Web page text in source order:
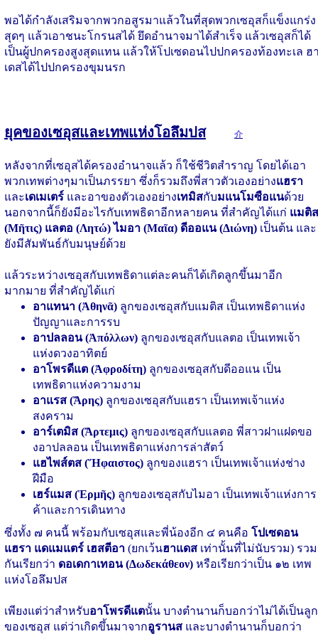
พอได้กำลังเสริมจากพวกอสูรมาแล้วในที่สุดพวกเซอุสก็แข็งแกร่ง
สุดๆ แล้วเอาชนะโกรนสได้ ยึดอำนาจมาได้สำเร็จ แล้วเซอุสก็ได้
เป็นผู้ปกครองสูงสุดแทน แล้วให้โปเซดอนไปปกครองท้องทะเล ฮ
เดสได้ไปปกครองขุมนรก
ยุคของเซอุสและเทพแห่งโอลึมปส 介
หลังจากที่เซอุสได้ครองอำนาจแล้ว ก็ใช้ชีวิตสำราญ โดยได้เอา
พวกเทพต่างๆมาเป็นภรรยา ซึ่งก็รวมถึงพี่สาวตัวเองอย่างแฮรา
และเดเมเตร์ และอาของตัวเองอย่างเทมิสกับมแนโมซือแนด้วย
นอกจากนี้ก็ยังมีอะไรกับเทพธิดาอีกหลายคน ที่สำคัญได้แก่ แมติส
(Μῆτις) แลตอ (Λητώ) ไมอา (Μαῖα) ดีออแน (Διώνη) เป็นต้น และ
ยังมีสัมพันธ์กับมนุษย์ด้วย
แล้วระหว่างเซอุสกับเทพธิดาแต่ละคนก็ได้เกิดลูกขึ้นมาอีก
มากมาย ที่สำคัญได้แก่
อาแทนา (Ἀθηνᾶ) ลูกของเซอุสกับแมติส เป็นเทพธิดาแห่ง
ปัญญาและการรบ
อาปลลอน (Ἀπόλλων) ลูกของเซอุสกับแลตอ เป็นเทพเจ้า
แห่งดวงอาทิตย์
อาโพรดีแต (Ἀφροδίτη) ลูกของเซอุสกับดีออแน เป็น
เทพธิดาแห่งความงาม
อาแรส (Ἄρης) ลูกของเซอุสกับแฮรา เป็นเทพเจ้าแห่ง
สงคราม
อาร์เตมิส (Ἄρτεμις) ลูกของเซอุสกับแลตอ พี่สาวฝาแฝดขอ
งอาปลลอน เป็นเทพธิดาแห่งการล่าสัตว์
แฮไพส์ตส (Ἥφαιστος) ลูกของแฮรา เป็นเทพเจ้าแห่งช่าง
ฝีมือ
เฮร์แมส (Ἑρμῆς) ลูกของเซอุสกับไมอา เป็นเทพเจ้าแห่งการ
ค้าและการเดินทาง
ซึ่งทั้ง ๗ คนนี้ พร้อมกับเซอุสและพี่น้องอีก ๔ คนคือ โปเซดอน
แฮรา แดแมแตร์ เฮสตีอา (ยกเว้นฮาแดส เท่านั้นที่ไม่นับรวม) รวม
กันเรียกว่า ดอเดกาเทอน (Δωδεκάθεον) หรือเรียกว่าเป็น ๑๒ เทพ
แห่งโอลึมปส
เพียงแต่ว่าสำหรับอาโพรดีแตนั้น บางตำนานก็บอกว่าไม่ได้เป็นลูก
ของเซอุส แต่ว่าเกิดขึ้นมาจากอูรานส และบางตำนานก็บอกว่า